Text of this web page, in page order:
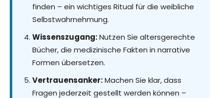
finden – ein wichtiges Ritual für die weibliche
Selbstwahrnehmung.
Wissenszugang:Nutzen Sie altersgerechte
Bücher, die medizinische Fakten in narrative
Formen übersetzen.
Vertrauensanker:Machen Sie klar, dass
Fragen jederzeit gestellt werden können –